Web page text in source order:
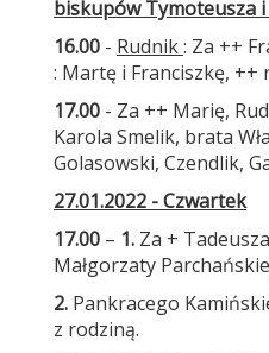
biskupów Tymoteusza
16.00 - Rudnik: Za ++
: Martę i Franciszkę,
17.00 - Za ++ Marię,
Karola Smelik, brata
Golasowski, Czendlik,
27.01.2022 - Czwartek
17.00 – 1. Za +
Małgorzaty
2. Pankracego
z rodziną.